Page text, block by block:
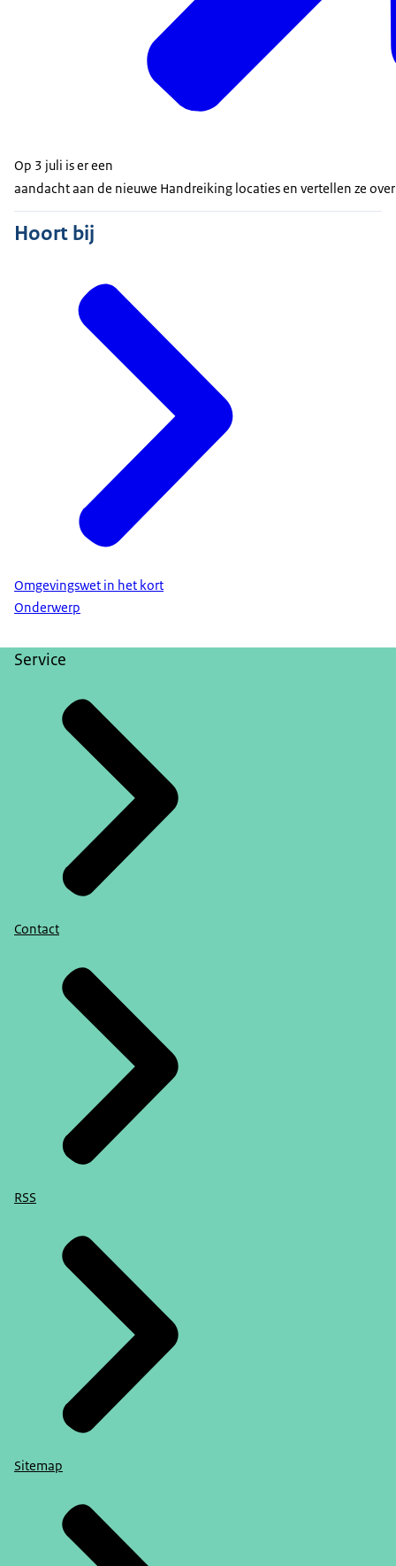
Op 3 juli is er een
aandacht aan de nieuwe Handreiking locaties en vertellen ze
Hoort bij
Omgevingswet in het kort
Onderwerp
Service
Contact
RSS
Sitemap